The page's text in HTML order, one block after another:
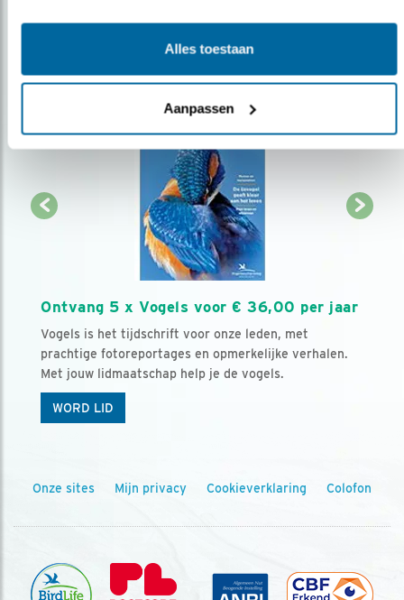
Alles toestaan
Aanpassen
Ontvang 5 x Vogels voor € 36,00 per jaar
Vogels is het tijdschrift voor onze leden, met
prachtige fotoreportages en opmerkelijke verhalen.
Met jouw lidmaatschap help je de vogels.
WORD LID
Onze sites Mijn privacy Cookieverklaring Colofon